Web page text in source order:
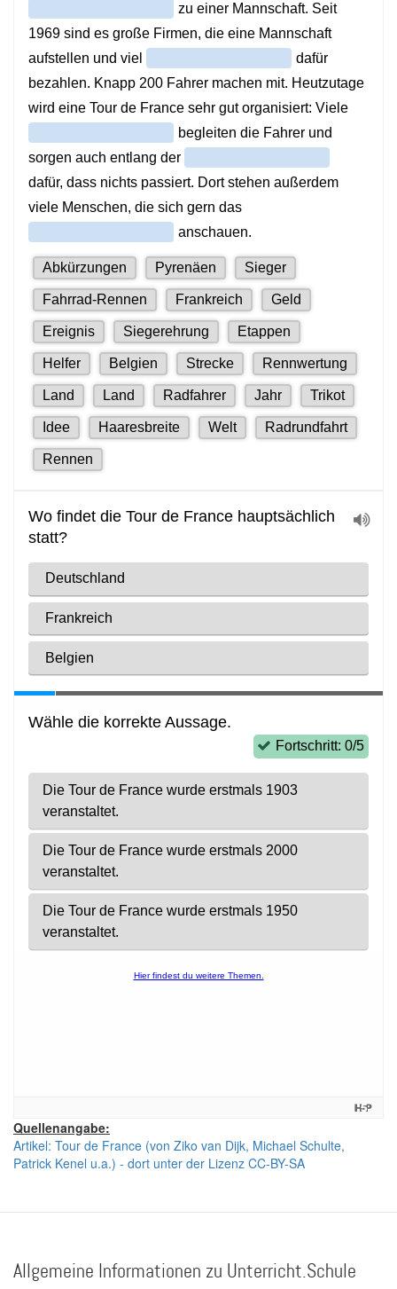
Quellenangabe:
Artikel: Tour de France (von Ziko van Dijk, Michael Schulte,
Patrick Kenel u.a.) - dort unter der Lizenz CC-BY-SA
Allgemeine Informationen zu Unterricht.Schule